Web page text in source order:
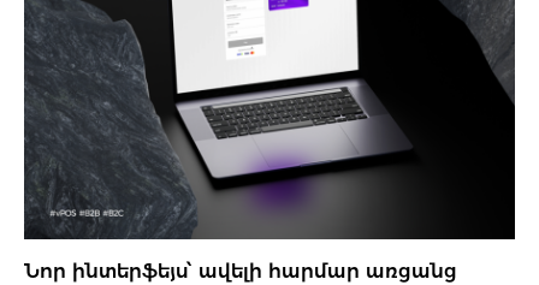
Նոր ինտերֆեյս՝ ավելի հարմար առցանց